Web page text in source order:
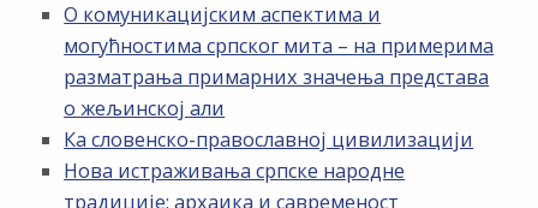
О комуникацијским аспектима и
могућностима српског мита – на примерима
разматрања примарних значења представа
о жељинској али
Ка словенско-православној цивилизацији
Нова истраживања српске народне
традиције: архаика и савременост